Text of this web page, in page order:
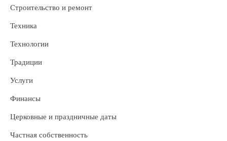
Строительство и ремонт
Техника
Технологии
Традиции
Услуги
Финансы
Церковные и праздничные даты
Частная собственность